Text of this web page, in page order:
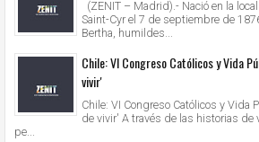
(ZENIT – Madrid).- Nació en la
Saint-Cyr el 7 de septiembre de
Bertha, humildes...
Chile: VI Congreso Católicos y Vida
vivir'
Chile: VI Congreso Católicos y Vida
de vivir' A través de las historias de
pe...